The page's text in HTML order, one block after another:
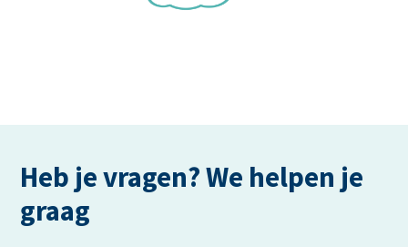
Heb je vragen? We helpen je
graag